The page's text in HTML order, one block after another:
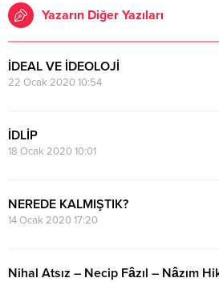
Yazarın Diğer Yazıları
İDEAL VE İDEOLOJİ
22 Ocak 2020 10:54
İDLİP
18 Ocak 2020 10:01
NEREDE KALMIŞTIK?
14 Ocak 2020 17:20
Nihal Atsız – Necip Fâzıl – Nâzım